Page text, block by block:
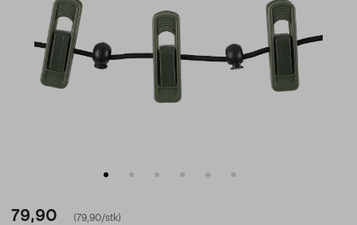
79,90
(79,90/stk)